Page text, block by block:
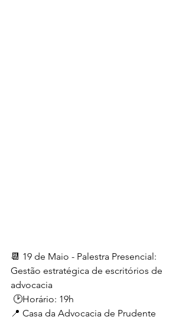
📆 19 de Maio - Palestra Presencial:
Gestão estratégica de escritórios de
advocacia
🕑Horário: 19h
📍 Casa da Advocacia de Prudente